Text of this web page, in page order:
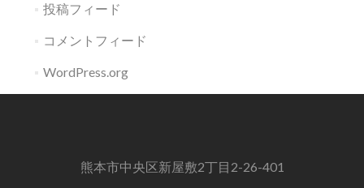
投稿フィード
コメントフィード
WordPress.org
熊本市中央区新屋敷2丁目2-26-401